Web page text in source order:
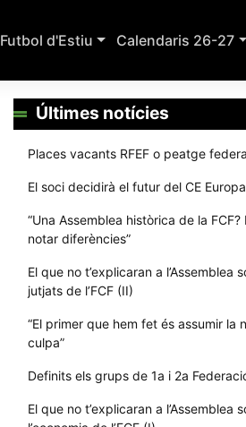
Futbol d'Estiu Calendaris 26-27
Últimes notícies
Places vacants RFEF o peatge
El soci decidirà el futur del CE Europa
“Una Assemblea històrica de la FCF?
notar diferències”
El que no t’explicaran a l’Assemblea
jutjats de l’FCF (II)
“El primer que hem fet és assumir la
culpa”
Definits els grups de 1a i 2a
El que no t’explicaran a l’Assemblea